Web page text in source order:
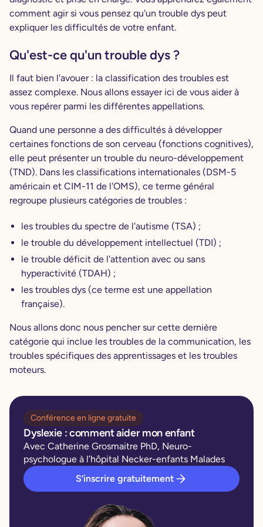
comment agir si vous pensez qu'un trouble dys peut
expliquer les difficultés de votre enfant.
Qu'est-ce qu'un trouble dys ?
Il faut bien l'avouer : la classification des troubles est
assez complexe. Nous allons essayer ici de vous aider à
vous repérer parmi les différentes appellations.
Quand une personne a des difficultés à développer
certaines fonctions de son cerveau (fonctions cognitives),
elle peut présenter un trouble du neuro-développement
(TND). Dans les classifications internationales (DSM-5
américain et CIM-11 de l'OMS), ce terme général
regroupe plusieurs catégories de troubles :
les troubles du spectre de l'autisme (TSA) ;
le trouble du développement intellectuel (TDI) ;
le trouble déficit de l'attention avec ou sans
hyperactivité (TDAH) ;
les troubles dys (ce terme est une appellation
française).
Nous allons donc nous pencher sur cette dernière
catégorie qui inclue les troubles de la communication, les
troubles spécifiques des apprentissages et les troubles
moteurs.
Conférence en ligne gratuite
Dyslexie : comment aider mon enfant
Avec Catherine Grosmaitre PhD, Neuro-
psychologue à l’hôpital Necker-enfants Malades
S’inscrire gratuitement